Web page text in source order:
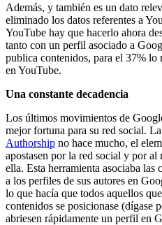
Además, y también es un dato
eliminado los datos referentes a
YouTube hay que hacerlo ahora
tanto con un perfil asociado a
publica contenidos, para el 37% lo
en YouTube.
Una constante decadencia
Los últimos movimientos de
mejor fortuna para su red social.
Authorship no hace mucho, el
apostasen por la red social y por al
ella. Esta herramienta asociaba las
a los perfiles de sus autores en
lo que hacía que todos aquellos
contenidos se posicionase (dígase
abriesen rápidamente un perfil en